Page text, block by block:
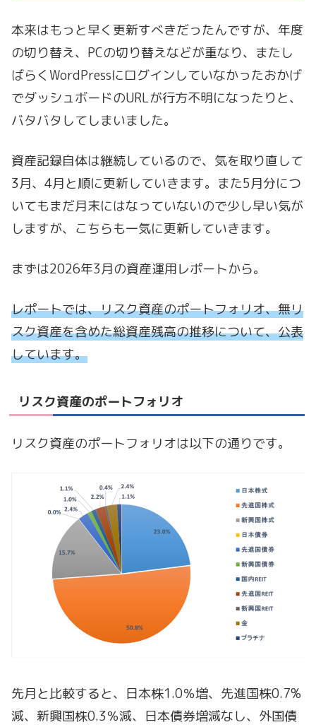
本来はもっと早く更新すべきだったんですが、年度
の切り替え、PCの切り替えなどが重なり、またし
ばらくWordPressにログインしていなかったおかげ
でダッシュボードのURLが行方不明になったりと、
バタバタしてしまいました。
資産記録自体は継続しているので、気を取り直して
3月、4月と順に更新していきます。また5月分につ
いてもまだ月末にはなっていないので少し早い気が
しますが、こちらも一気に更新していきます。
まずは2026年3月の資産運用レポートから。
レポートでは、リスク資産のポートフォリオ、無リ
スク資産を含めた総資産残高の推移について、公表
しています。
リスク資産のポートフォリオ
リスク資産のポートフォリオは以下の通りです。
先月と比較すると、日本株1.0％増、先進国株0.7%
減、新興国株0.3％減、日本債券増減なし、外国債